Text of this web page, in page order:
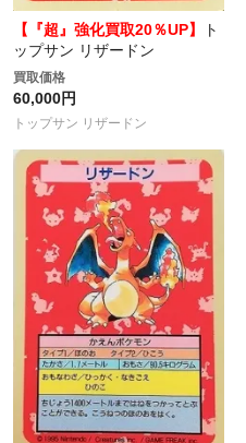
【『超』強化買取20％UP】
ト
ップサン リザードン
買取価格
60,000円
トップサン リザードン